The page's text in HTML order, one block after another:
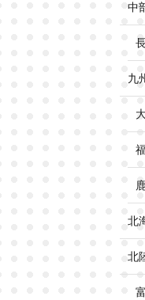
中
九
北
北